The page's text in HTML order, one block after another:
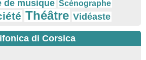
de musique Scénographe
Théâtre Vidéaste
di Corsica